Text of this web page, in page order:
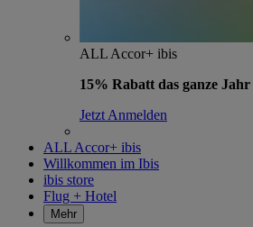
ALL Accor+ ibis
15% Rabatt das ganze Jahr
Jetzt Anmelden
ALL Accor+ ibis
Willkommen im Ibis
ibis store
Flug + Hotel
Mehr